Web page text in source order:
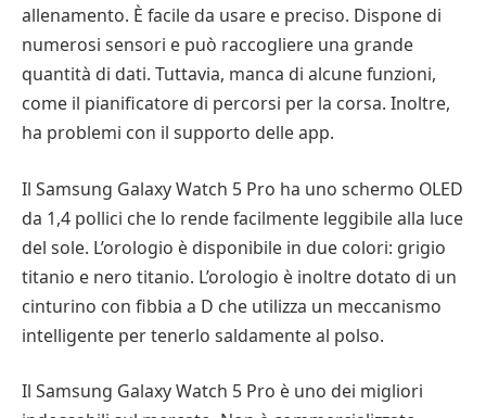
allenamento. È facile da usare e preciso. Dispone di
numerosi sensori e può raccogliere una grande
quantità di dati. Tuttavia, manca di alcune funzioni,
come il pianificatore di percorsi per la corsa. Inoltre,
ha problemi con il supporto delle app.
Il Samsung Galaxy Watch 5 Pro ha uno schermo OLED
da 1,4 pollici che lo rende facilmente leggibile alla luce
del sole. L’orologio è disponibile in due colori: grigio
titanio e nero titanio. L’orologio è inoltre dotato di un
cinturino con fibbia a D che utilizza un meccanismo
intelligente per tenerlo saldamente al polso.
Il Samsung Galaxy Watch 5 Pro è uno dei migliori